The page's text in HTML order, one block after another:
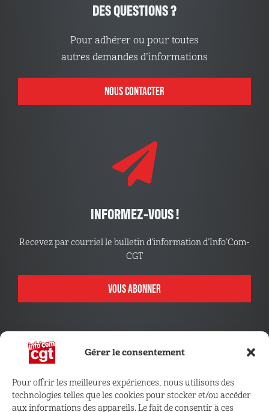
Gérer le consentement
Pour offrir les meilleures expériences, nous utilisons des
technologies telles que les cookies pour stocker et/ou accéder
aux informations des appareils. Le fait de consentir à ces
DES QUESTIONS ?
Pour adhérer ou pour toutes
autres demandes d’informations
NOUS CONTACTER
INFORMEZ-VOUS !
Recevez par courriel le bulletin d’information d’Info’Com-
CGT
VOUS ABONNER